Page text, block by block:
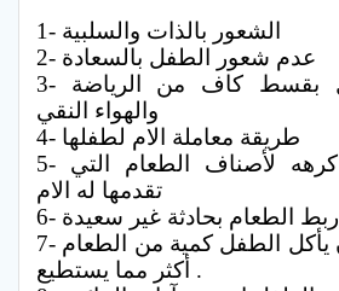
1- الشعور بالذات والسلبية
2- عدم شعور الطفل بالسعادة
3- عدم تمتع الطفل بقسط كاف من الرياضة
والهواء النقي
4- طريقة معاملة الام لطفلها
5- محبة الطفل او كرهه لأصناف الطعام التي
تقدمها له الام
6- ربط الطعام بحادثة غير سعيدة
7- اصرار الام على أن يأكل الطفل كمية من الطعام
أكثر مما يستطيع .